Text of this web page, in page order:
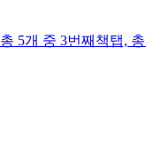
총 5개 중 3번째 책탭,